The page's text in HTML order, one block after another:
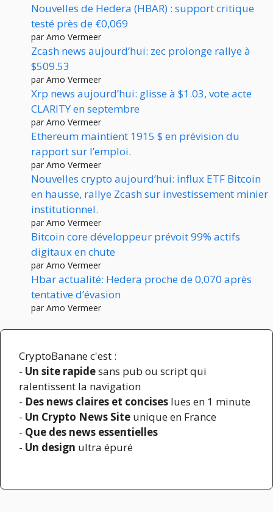
Nouvelles de Hedera (HBAR) : support critique
testé près de €0,069
par Arno Vermeer
Zcash news aujourd’hui: zec prolonge rallye à
$509.53
par Arno Vermeer
Xrp news aujourd’hui: glisse à $1.03, vote acte
CLARITY en septembre
par Arno Vermeer
Ethereum maintient 1915 $ en prévision du
rapport sur l’emploi.
par Arno Vermeer
Nouvelles crypto aujourd’hui: influx ETF Bitcoin
en hausse, rallye Zcash sur investissement minier
institutionnel.
par Arno Vermeer
Bitcoin core développeur prévoit 99% actifs
digitaux en chute
par Arno Vermeer
Hbar actualité: Hedera proche de 0,070 après
tentative d’évasion
par Arno Vermeer
CryptoBanane c'est :
- Un site rapidesans pub ou script qui
ralentissent la navigation
- Des news claires et concises lues en 1 minute
- Un Crypto News Site unique en France
- Que des news essentielles
- Un design ultra épuré